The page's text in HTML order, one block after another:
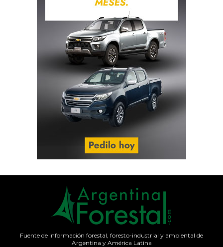
Fuente de información forestal, foresto-industrial y ambiental de
Argentina y América Latina